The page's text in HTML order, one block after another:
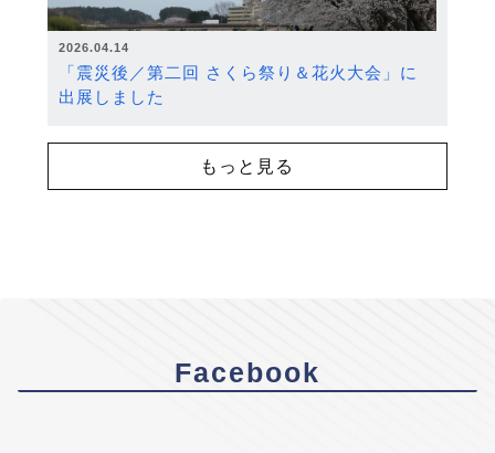
2026.04.14
「震災後／第二回 さくら祭り＆花火大会」に
出展しました
もっと見る
Facebook